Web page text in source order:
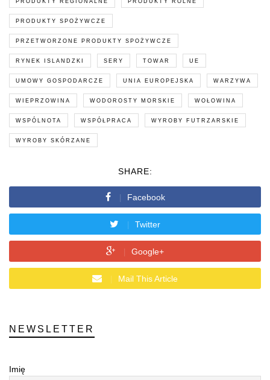
PRODUKTY SPOŻYWCZE
PRZETWORZONE PRODUKTY SPOŻYWCZE
RYNEK ISLANDZKI SERY TOWAR UE
UMOWY GOSPODARCZE UNIA EUROPEJSKA WARZYWA
WIEPRZOWINA WODOROSTY MORSKIE WOŁOWINA
WSPÓLNOTA WSPÓŁPRACA WYROBY FUTRZARSKIE
WYROBY SKÓRZANE
SHARE:
Facebook
Twitter
Google+
Mail This Article
NEWSLETTER
Imię